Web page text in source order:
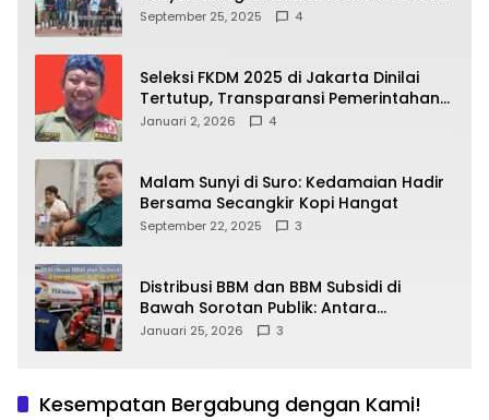
64.78809 Teluk Batang
September 25, 2025 4
Seleksi FKDM 2025 di Jakarta Dinilai
Tertutup, Transparansi Pemerintahan
Pramono–Rano Dipertanyakan
Januari 2, 2026 4
Malam Sunyi di Suro: Kedamaian Hadir
Bersama Secangkir Kopi Hangat
September 22, 2025 3
Distribusi BBM dan BBM Subsidi di
Bawah Sorotan Publik: Antara
Kepentingan Negara, Hak Konsumen,
Januari 25, 2026 3
Kesempatan Bergabung dengan Kami!